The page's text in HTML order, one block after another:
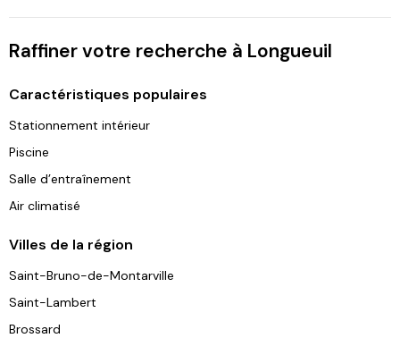
Raffiner votre recherche à Longueuil
Caractéristiques populaires
Stationnement intérieur
Piscine
Salle d’entraînement
Air climatisé
Villes de la région
Saint-Bruno-de-Montarville
Saint-Lambert
Brossard